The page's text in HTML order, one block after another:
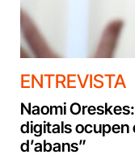
ENTREVISTA
Naomi
digitals ocupen
d’abans”